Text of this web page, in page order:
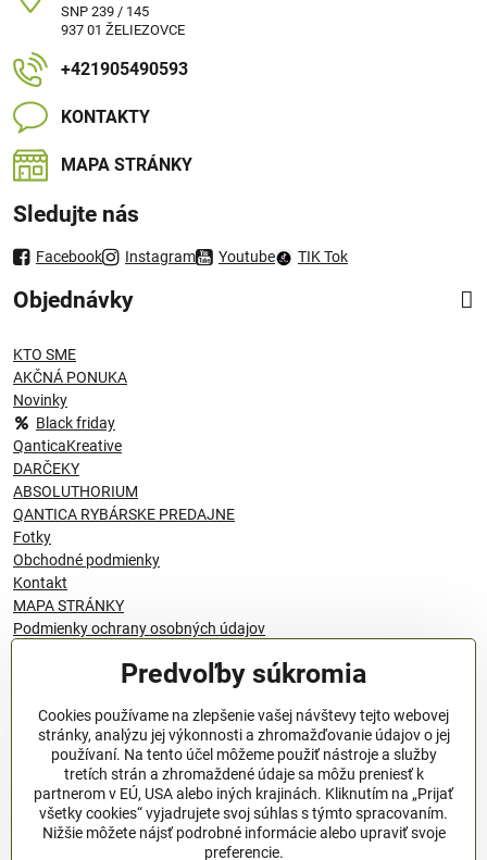
SNP 239 / 145
937 01 ŽELIEZOVCE
+421905490593
KONTAKTY
MAPA STRÁNKY
Sledujte nás
Facebook Instagram Youtube TIK Tok
Objednávky
KTO SME
AKČNÁ PONUKA
Novinky
Black friday
QanticaKreative
DARČEKY
ABSOLUTHORIUM
QANTICA RYBÁRSKE PREDAJNE
Fotky
Obchodné podmienky
Kontakt
MAPA STRÁNKY
Podmienky ochrany osobných údajov
© 1996 - 2024 QANTICA S.R.O
Podmienky ochrany osobných údajov
OBCHODNÉ PODMIENKY
Všeobecné nariadenie o bezpečnosti produktov (GPSR), Regulation
Predvoľby súkromia
Cookies používame na zlepšenie vašej návštevy tejto webovej
stránky, analýzu jej výkonnosti a zhromažďovanie údajov o jej
používaní. Na tento účel môžeme použiť nástroje a služby
tretích strán a zhromaždené údaje sa môžu preniesť k
partnerom v EÚ, USA alebo iných krajinách. Kliknutím na „Prijať
všetky cookies“ vyjadrujete svoj súhlas s týmto spracovaním.
Nižšie môžete nájsť podrobné informácie alebo upraviť svoje
preferencie.